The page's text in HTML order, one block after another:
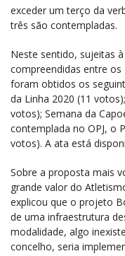
exceder um terço da
três são contempladas.
Neste sentido, sujeitas
compreendidas entre os
foram obtidos os
da Linha 2020 (11
votos); Semana da
contemplada no OPJ, o
votos). A ata está
Sobre a proposta mais
grande valor do
explicou que o projeto
de uma infraestrutura
modalidade, algo
concelho, seria